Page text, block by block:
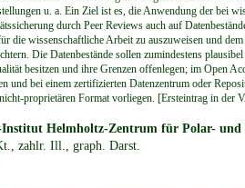
u. a. Ein Ziel ist es, die Anwendung der bei
durch Peer Reviews auch auf
die wissenschaftliche Arbeit zu auszuweisen und
Die Datenbestände sollen zumindestens
besitzen und ihre Grenzen offenlegen; im Open
und bei einem zertifizierten Datenzentrum oder
proprietären Format vorliegen. [Ersteintrag in der
Institut Helmholtz-Zentrum für Polar- und
zahlr. Ill., graph. Darst.